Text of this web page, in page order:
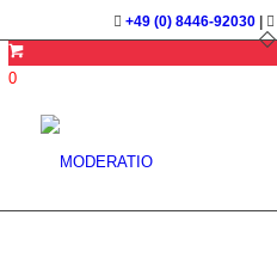
+49 (0) 8446-92030
0